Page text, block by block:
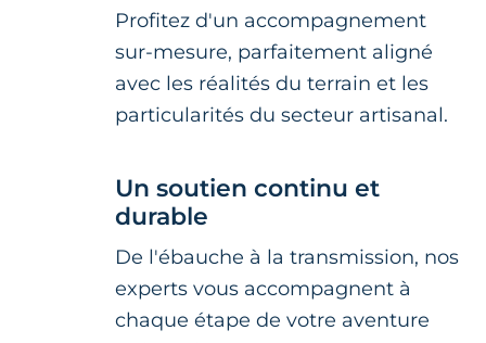
Profitez d'un accompagnement
sur-mesure, parfaitement aligné
avec les réalités du terrain et les
particularités du secteur artisanal.
Un soutien continu et
durable
De l'ébauche à la transmission, nos
experts vous accompagnent à
chaque étape de votre aventure